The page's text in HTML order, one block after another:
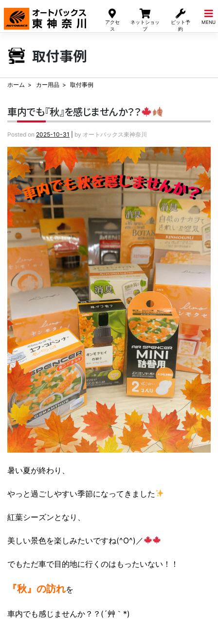
アクセ
ス
ネットショッ
プ
ピット予
約
MENU
Skip
content
取付事例
ホーム カー用品 取付事例
車内でも『秋』を感じませんか？？
Posted on 2025-10-31 by オートバックス東神奈川
暑い夏が終わり、
やっと過ごしやすい季節になってきました
紅葉シーズンとなり、
美しい景色を楽しみたいですね(^O^)／
でもただ車で目的地に行くのはもったいない！！
『秋』の訪れを
車内でも感じませんか？？(´艸｀*)